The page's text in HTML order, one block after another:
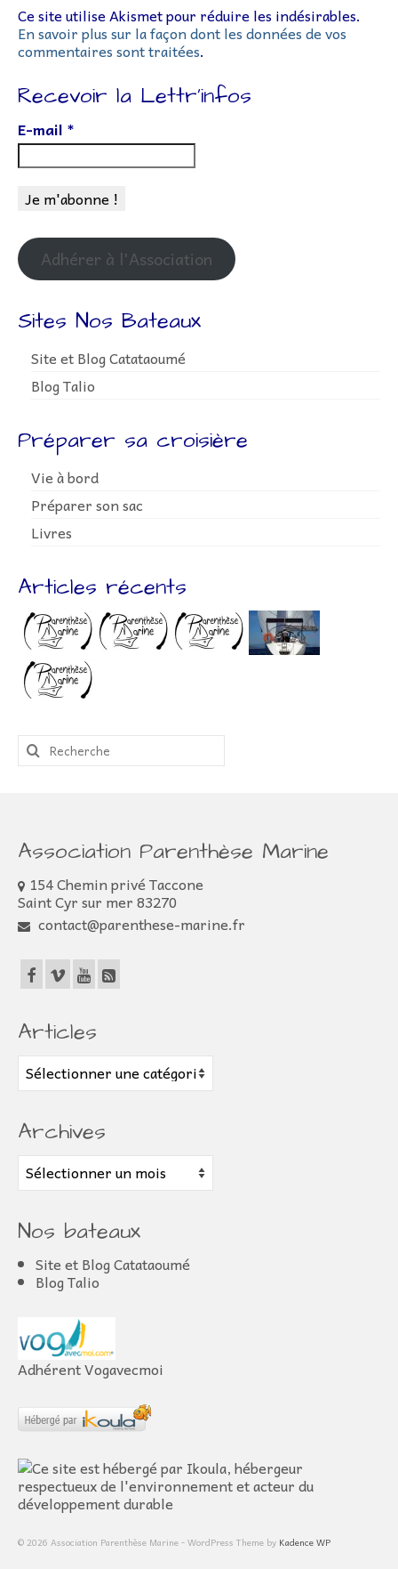
Ce site utilise Akismet pour réduire les indésirables.
En savoir plus sur la façon dont les données de vos
commentaires sont traitées.
Recevoir la Lettr’infos
E-mail *
Adhérer à l'Association
Sites Nos Bateaux
Site et Blog Catataoumé
Blog Talio
Préparer sa croisière
Vie à bord
Préparer son sac
Livres
Articles récents
Rechercher
:
Association Parenthèse Marine
154 Chemin privé Taccone
Saint Cyr sur mer 83270
contact@parenthese-marine.fr
Articles
Articles
Archives
Archives
Nos bateaux
Site et Blog Catataoumé
Blog Talio
Adhérent Vogavecmoi
© 2026 Association Parenthèse Marine - WordPress Theme by Kadence WP